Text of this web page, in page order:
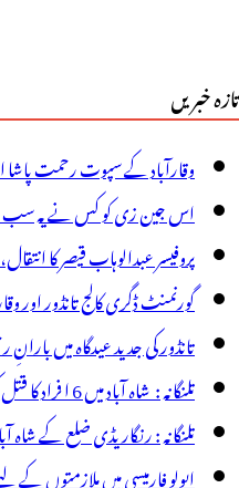
تازہ خبریں
وقارآباد کے سپوت رحمت پاشا
اس جین زی کو کس نے یہ سب
پروفیسر عبدالوہاب قیصر کا
گورنمنٹ ڈگری کالج تانڈور
تانڈور کی جدید عیدگاہ میں
تلنگانہ : شاہ آباد میں 6 ا فراد کا قتل کرنے والے راجکمار کی نعش دستیاب، خودکشی کا شبہ ! نعش کے ساتھ زہر کی بوتل پائی گئی
تلنگانہ : رنگاریڈی ضلع کے شاہ آباد میں
اپولو فارمیسی میں ملازمتوں کے لیے درخواستیں مطلوب، 10 جولائی کو